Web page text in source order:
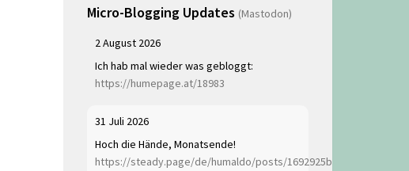
Micro-Blogging Updates (Mastodon)
2 August 2026
Ich hab mal wieder was gebloggt:
https://humepage.at/18983
31 Juli 2026
Hoch die Hände, Monatsende!
https://steady.page/de/humaldo/posts/1692925b-